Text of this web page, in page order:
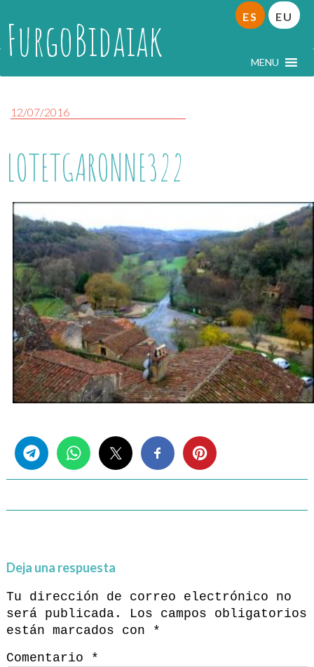
FurgoBidaiak MENU
ES EU
12/07/2016
LOTETGARONNE322
Deja una respuesta
Tu dirección de correo electrónico no
será publicada.
Los campos obligatorios
están marcados con
*
Comentario
*